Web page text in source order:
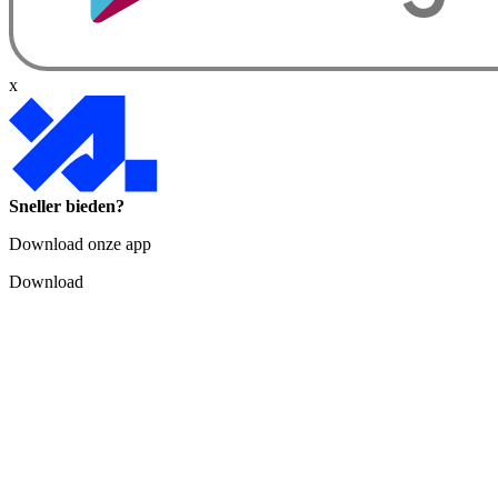
x
Sneller bieden?
Download onze app
Download